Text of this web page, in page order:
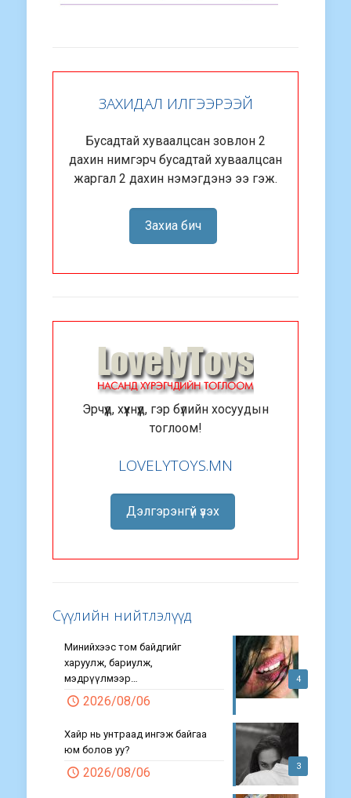
ЗАХИДАЛ ИЛГЭЭРЭЭЙ
Бусадтай хуваалцсан зовлон 2
дахин нимгэрч бусадтай хуваалцсан
жаргал 2 дахин нэмэгдэнэ ээ гэж.
Захиа бич
Эрчүүд, хүүхнүүд, гэр бүлийн хосуудын
тоглоом!
LOVELYTOYS.MN
Дэлгэрэнгүй үзэх
Сүүлийн нийтлэлүүд
4
Минийхээс том байдгийг
харуулж, бариулж,
мэдрүүлмээр…
2026/08/06
3
Хайр нь унтраад ингэж байгаа
юм болов уу?
2026/08/06